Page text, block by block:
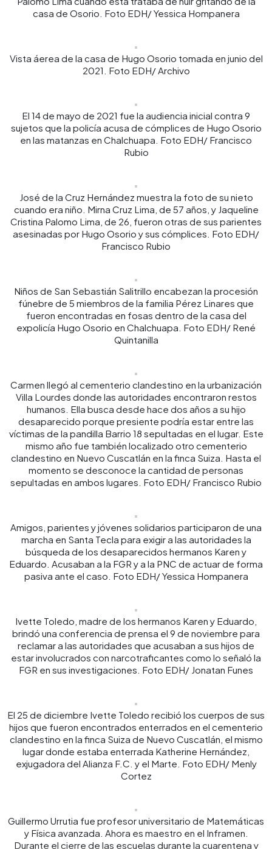
casa de Osorio. Foto EDH/ Yessica Hompanera
Vista áerea de la casa de Hugo Osorio tomada en junio del
2021. Foto EDH/ Archivo
El 14 de mayo de 2021 fue la audiencia inicial contra 9
sujetos que la policía acusa de cómplices de Hugo Osorio
en las matanzas en Chalchuapa. Foto EDH/ Francisco
Rubio
José de la Cruz Hernández muestra la foto de su nieto
cuando era niño. Mirna Cruz Lima, de 57 años, y Jaqueline
Cristina Palomo Lima, de 26, fueron otras de sus parientes
asesinadas por Hugo Osorio y sus cómplices. Foto EDH/
Francisco Rubio
Niños de San Sebastián Salitrillo encabezan la procesión
fúnebre de 5 miembros de la familia Pérez Linares que
fueron encontradas en fosas dentro de la casa del
expolicía Hugo Osorio en Chalchuapa. Foto EDH/ René
Quintanilla
Carmen llegó al cementerio clandestino en la urbanización
Villa Lourdes donde las autoridades encontraron restos
humanos. Ella busca desde hace dos años a su hijo
desaparecido porque presiente podría estar entre las
víctimas de la pandilla Barrio 18 sepultadas en el lugar. Este
mismo año fue también localizado otro cementerio
clandestino en Nuevo Cuscatlán en la finca Suiza. Hasta el
momento se desconoce la cantidad de personas
sepultadas en ambos lugares. Foto EDH/ Francisco Rubio
Amigos, parientes y jóvenes solidarios participaron de una
marcha en Santa Tecla para exigir a las autoridades la
búsqueda de los desaparecidos hermanos Karen y
Eduardo. Acusaban a la FGR y a la PNC de actuar de forma
pasiva ante el caso. Foto EDH/ Yessica Hompanera
Ivette Toledo, madre de los hermanos Karen y Eduardo,
brindó una conferencia de prensa el 9 de noviembre para
reclamar a las autoridades que acusaban a sus hijos de
estar involucrados con narcotraficantes como lo señaló la
FGR en sus investigaciones. Foto EDH/ Jonatan Funes
El 25 de diciembre Ivette Toledo recibió los cuerpos de sus
hijos que fueron encontrados enterrados en el cementerio
clandestino en la finca Suiza de Nuevo Cuscatlán, el mismo
lugar donde estaba enterrada Katherine Hernández,
exjugadora del Alianza F.C. y el Marte. Foto EDH/ Menly
Cortez
Guillermo Urrutia fue profesor universitario de Matemáticas
y Física avanzada. Ahora es maestro en el Inframen.
Durante el cierre de las escuelas durante la cuarentena y